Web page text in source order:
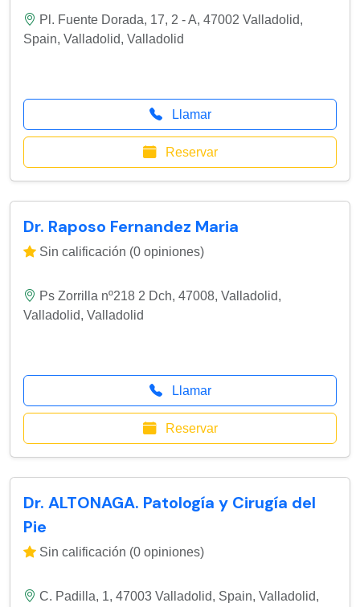
Pl. Fuente Dorada, 17, 2 - A, 47002 Valladolid,
Spain, Valladolid, Valladolid
Llamar
Reservar
Dr. Raposo Fernandez Maria
Sin calificación (0 opiniones)
Ps Zorrilla nº218 2 Dch, 47008, Valladolid,
Valladolid, Valladolid
Llamar
Reservar
Dr. ALTONAGA. Patología y Cirugía del
Pie
Sin calificación (0 opiniones)
C. Padilla, 1, 47003 Valladolid, Spain, Valladolid,